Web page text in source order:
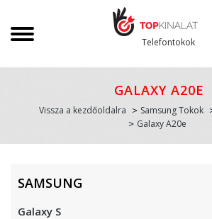
Telefontokok
GALAXY A20E
Vissza a kezdőoldalra Samsung Tokok
Galaxy A20e
SAMSUNG
Galaxy S